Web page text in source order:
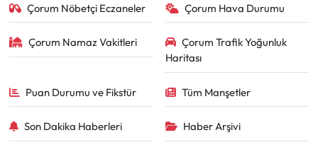
Çorum Nöbetçi Eczaneler Çorum Hava Durumu
Çorum Namaz Vakitleri
Çorum Trafik Yoğunluk
Haritası
Puan Durumu ve Fikstür Tüm Manşetler
Son Dakika Haberleri Haber Arşivi